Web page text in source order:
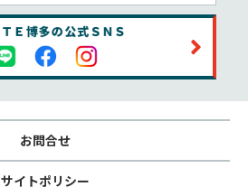
お問合せ
サイトポリシー